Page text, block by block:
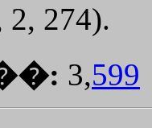
274).
3,599